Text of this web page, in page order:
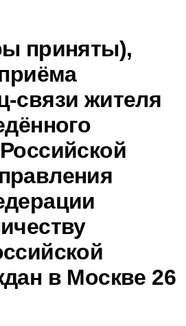
приняты),
связи жителя
в Москве 26